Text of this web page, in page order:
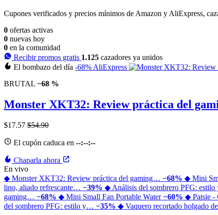
Cupones verificados y precios mínimos de Amazon y AliExpress,
0 ofertas activas
0 nuevas hoy
0 en la comunidad
Recibir promos gratis 1.125 cazadores ya unidos
El bombazo del día -68%AliExpress
BRUTAL −68 %
Monster XKT32: Review práctica del
$17.57 $54.90
El cupón caduca en --:--:--
Chaparla ahora
En vivo
◆ Monster XKT32: Review práctica del gaming… −68% ◆ Mini
lino, aliado refrescante… −39% ◆ Análisis del sombrero PFG:
gaming… −68% ◆ Mini Small Fan Portable Water−60% ◆ Patsie -
del sombrero PFG: estilo y… −35% ◆ Vaquero recortado holgado